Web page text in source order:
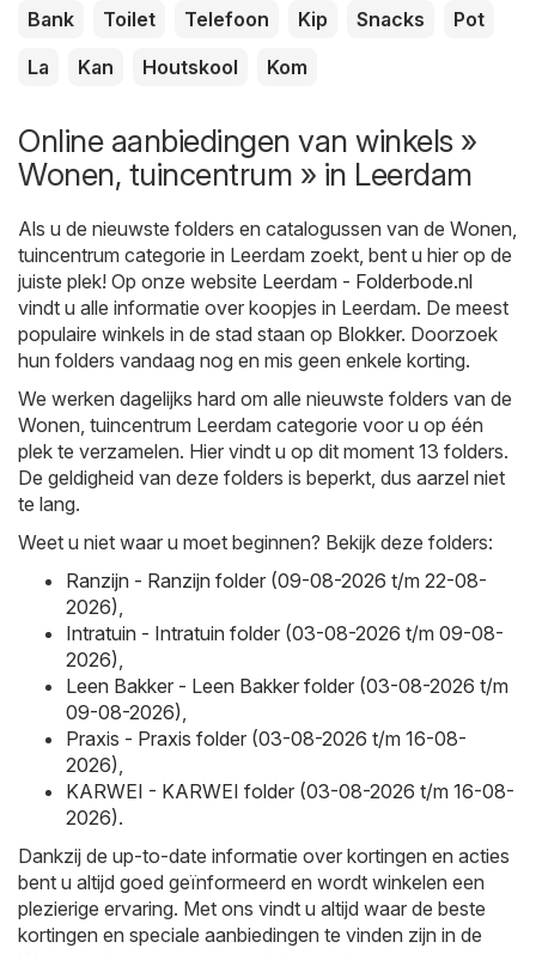
Bank Toilet Telefoon Kip Snacks
Pot
La
Kan Houtskool Kom
Online aanbiedingen van winkels »
Wonen, tuincentrum » in Leerdam
Als u de nieuwste folders en catalogussen van de Wonen,
tuincentrum categorie in Leerdam zoekt, bent u hier op de
juiste plek! Op onze website Leerdam - Folderbode.nl
vindt u alle informatie over koopjes in Leerdam. De meest
populaire winkels in de stad staan op Blokker. Doorzoek
hun folders vandaag nog en mis geen enkele korting.
We werken dagelijks hard om alle nieuwste folders van de
Wonen, tuincentrum Leerdam categorie voor u op één
plek te verzamelen. Hier vindt u op dit moment 13 folders.
De geldigheid van deze folders is beperkt, dus aarzel niet
te lang.
Weet u niet waar u moet beginnen? Bekijk deze folders:
Ranzijn - Ranzijn folder (09-08-2026 t/m 22-08-
2026),
Intratuin - Intratuin folder (03-08-2026 t/m 09-08-
2026),
Leen Bakker - Leen Bakker folder (03-08-2026 t/m
09-08-2026),
Praxis - Praxis folder (03-08-2026 t/m 16-08-
2026),
KARWEI - KARWEI folder (03-08-2026 t/m 16-08-
2026).
Dankzij de up-to-date informatie over kortingen en acties
bent u altijd goed geïnformeerd en wordt winkelen een
plezierige ervaring. Met ons vindt u altijd waar de beste
kortingen en speciale aanbiedingen te vinden zijn in de